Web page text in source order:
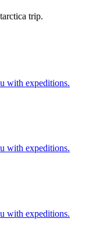
trip.
with expeditions.
with expeditions.
with expeditions.